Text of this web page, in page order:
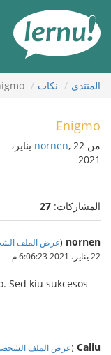
المحتويات
المنتدى نكات
Enigmo
من nornen , 22 يناير،
2021
المشاركات: 27
nornen
(عرض الملف
22 يناير، 2021 6:06:23 م
Sed kiu sukcesos
Caliu
(عرض الملف